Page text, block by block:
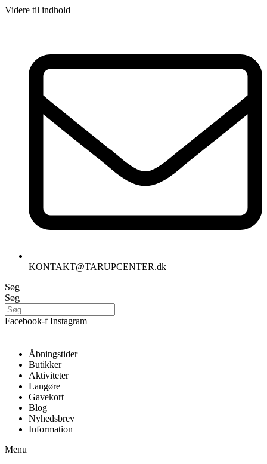
Videre til indhold
KONTAKT@TARUPCENTER.dk
Søg
Søg
Facebook-f Instagram
Åbningstider
Butikker
Aktiviteter
Langøre
Gavekort
Blog
Nyhedsbrev
Information
Menu